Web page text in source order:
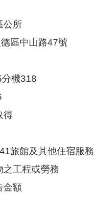
公所
區中山路47號
機318
得
旅館及其他住宿服務
之工程或勞務
金額